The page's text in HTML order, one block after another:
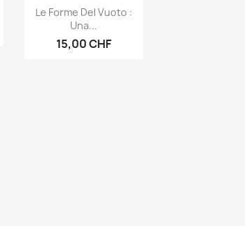
Aperçu rapide
Le Forme Del Vuoto :
Una...
15,00 CHF